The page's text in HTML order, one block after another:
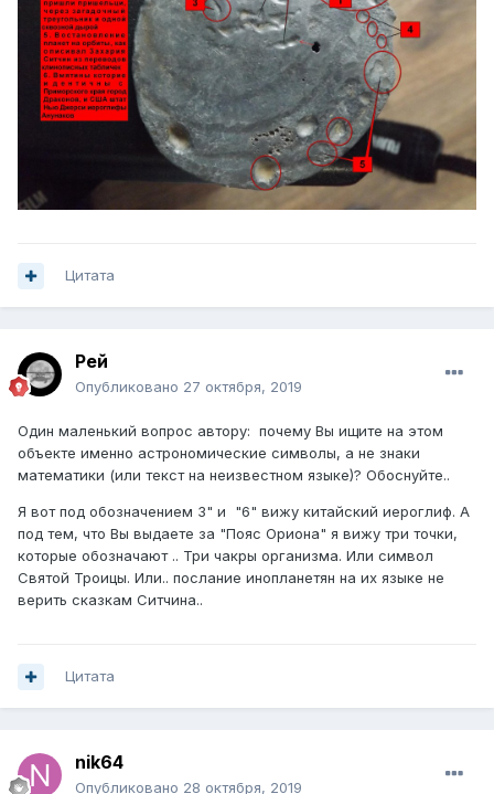
Цитата
Рей
Опубликовано 27 октября, 2019
Один маленький вопрос автору: почему Вы ищите на этом
объекте именно астрономические символы, а не знаки
математики (или текст на неизвестном языке)? Обоснуйте..
Я вот под обозначением 3" и "6" вижу китайский иероглиф. А
под тем, что Вы выдаете за "Пояс Ориона" я вижу три точки,
которые обозначают .. Три чакры организма. Или символ
Святой Троицы. Или.. послание инопланетян на их языке не
верить сказкам Ситчина..
Цитата
nik64
Опубликовано 28 октября, 2019